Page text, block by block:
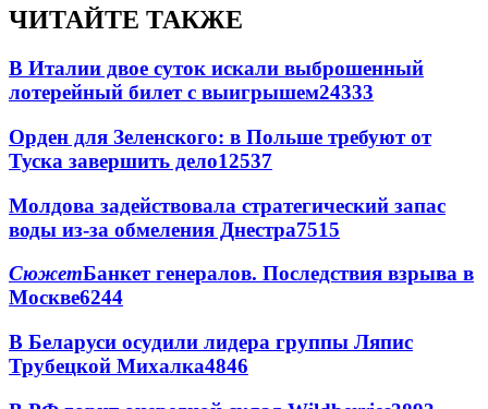
ЧИТАЙТЕ ТАКЖЕ
В Италии двое суток искали выброшенный
лотерейный билет с выигрышем24333
Орден для Зеленского: в Польше требуют от
Туска завершить дело12537
Молдова задействовала стратегический запас
воды из-за обмеления Днестра7515
СюжетБанкет генералов. Последствия взрыва в
Москве6244
В Беларуси осудили лидера группы Ляпис
Трубецкой Михалка4846